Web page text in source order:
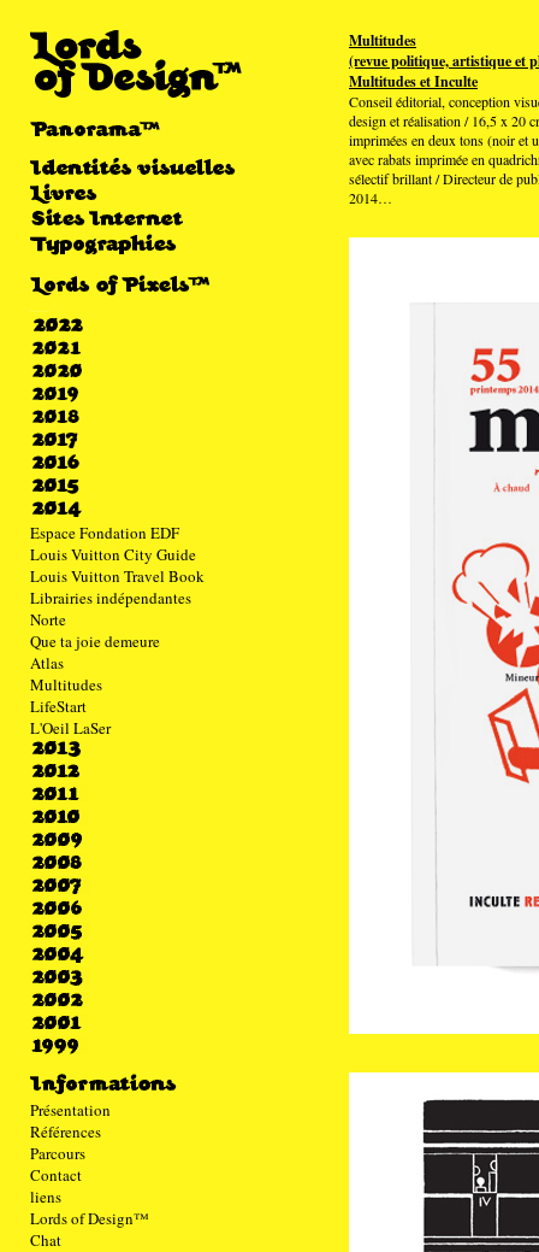
Espace Fondation EDF
Louis Vuitton City Guide
Louis Vuitton Travel Book
Librairies indépendantes
Norte
Que ta joie demeure
Atlas
Multitudes
LifeStart
L'Oeil LaSer
Présentation
Références
Parcours
Contact
liens
Lords of Design™
Chat
Multitudes
(revue politique, artistique et
Multitudes et Inculte
Conseil éditorial, conception
design et réalisation / 16,5 x 20
imprimées en deux tons (noir et
avec rabats imprimée en
sélectif brillant / Directeur de
2014…